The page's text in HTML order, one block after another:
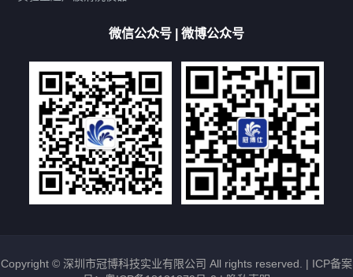
高尔夫球杆清洗机
大型单槽带过滤系列
全自动/半自动系列
客户定制非标机参考
双槽三槽四槽五槽多槽系列
轮胎清洗机
多频 扫频
文章标签
超声波清洗机定制
超声波清洗机除油污
超声波清洗机除锈
超声波清洗机洗眼镜
微信公众号 | 微博公众号
Copyright © 深圳市冠博科技实业有限公司 All rights reserved. | ICP备案